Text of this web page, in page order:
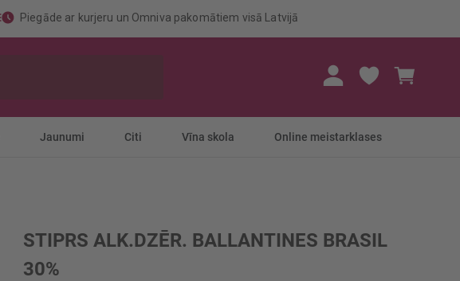
Piegāde ar kurjeru un Omniva pakomātiem visā Latvijā
Jaunumi Citi Vīna skola Online meistarklases
STIPRS ALK.DZĒR. BALLANTINES BRASIL
30%